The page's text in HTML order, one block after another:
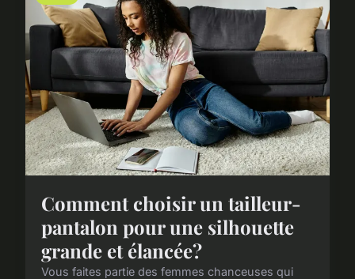
Comment choisir un tailleur-
pantalon pour une silhouette
grande et élancée?
Vous faites partie des femmes chanceuses qui